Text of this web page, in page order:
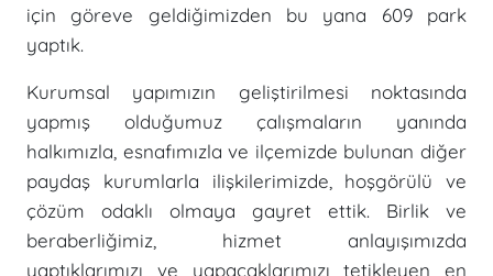
için göreve geldiğimizden bu yana 609 park
yaptık.
Kurumsal yapımızın geliştirilmesi noktasında
yapmış olduğumuz çalışmaların yanında
halkımızla, esnafımızla ve ilçemizde bulunan diğer
paydaş kurumlarla ilişkilerimizde, hoşgörülü ve
çözüm odaklı olmaya gayret ettik. Birlik ve
beraberliğimiz, hizmet anlayışımızda
yaptıklarımızı ve yapacaklarımızı tetikleyen en